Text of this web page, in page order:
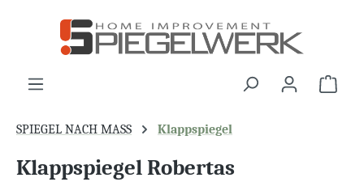
springen
SPIEGEL NACH MASS Klappspiegel
Klappspiegel Robertas